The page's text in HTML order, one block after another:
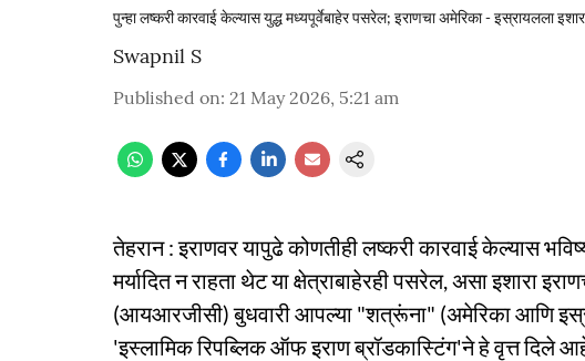
पुन्हा लष्करी कारवाई केल्यास युद्ध मध्यपूर्वेबाहेर पसरेल; इराणचा अमेरिका - इस्रायलला
Swapnil S
Published on: 21 May 2026, 5:21 am
तेहरान : इराणवर यापुढे कोणतीही लष्करी कारवाई केल्यास
मर्यादित न राहता थेट या क्षेत्राबाहेरही पसरेल, असा इशारा
(आयआरजीसी) बुधवारी आपल्या "शत्रूंना" (अमेरिका आणि
'इस्लामिक रिपब्लिक ऑफ इराण ब्रॉडकास्टिंग'ने हे वृत्त दिले